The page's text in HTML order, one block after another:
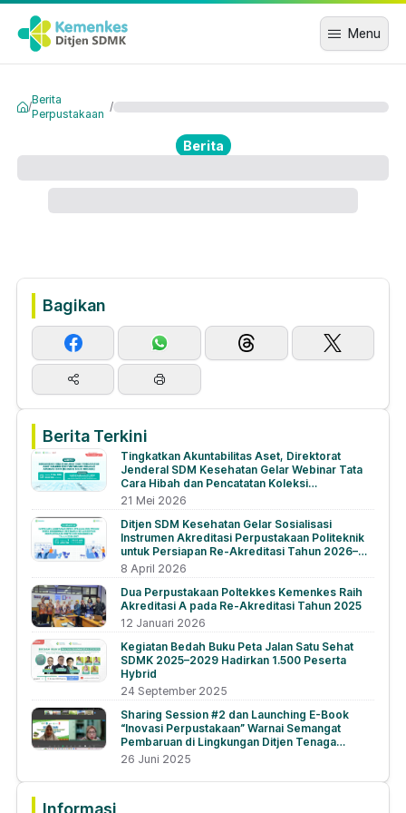
Menu
/
Berita
Perpustakaan
/
Berita
Bagikan
Berita Terkini
Tingkatkan Akuntabilitas Aset, Direktorat
Jenderal SDM Kesehatan Gelar Webinar Tata
Cara Hibah dan Pencatatan Koleksi
Perpustakaan via Aplikasi BMN
21 Mei 2026
Ditjen SDM Kesehatan Gelar Sosialisasi
Instrumen Akreditasi Perpustakaan Politeknik
untuk Persiapan Re-Akreditasi Tahun 2026–
2027
8 April 2026
Dua Perpustakaan Poltekkes Kemenkes Raih
Akreditasi A pada Re-Akreditasi Tahun 2025
12 Januari 2026
Kegiatan Bedah Buku Peta Jalan Satu Sehat
SDMK 2025–2029 Hadirkan 1.500 Peserta
Hybrid
24 September 2025
Sharing Session #2 dan Launching E-Book
“Inovasi Perpustakaan” Warnai Semangat
Pembaruan di Lingkungan Ditjen Tenaga
Kesehatan
26 Juni 2025
Informasi